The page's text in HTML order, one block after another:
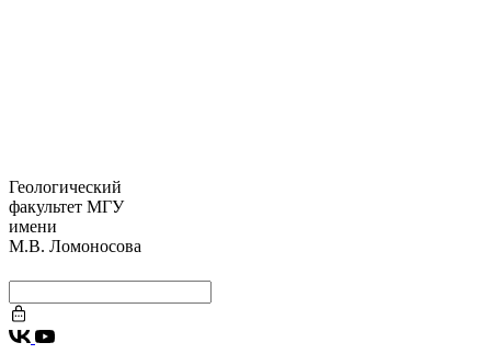
Геологический
факультет МГУ
имени
М.В. Ломоносова